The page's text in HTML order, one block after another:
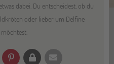
dabei. Du entscheidest, ob du
oder lieber um Delfine